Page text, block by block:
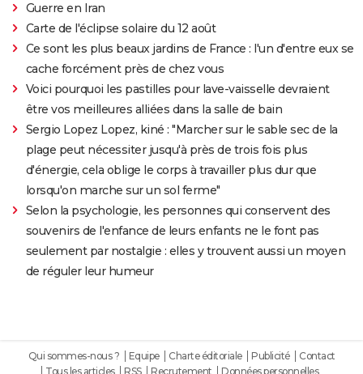
Guerre en Iran
Carte de l'éclipse solaire du 12 août
Ce sont les plus beaux jardins de France : l'un d'entre eux se
cache forcément près de chez vous
Voici pourquoi les pastilles pour lave-vaisselle devraient
être vos meilleures alliées dans la salle de bain
Sergio Lopez Lopez, kiné : "Marcher sur le sable sec de la
plage peut nécessiter jusqu'à près de trois fois plus
d'énergie, cela oblige le corps à travailler plus dur que
lorsqu'on marche sur un sol ferme"
Selon la psychologie, les personnes qui conservent des
souvenirs de l'enfance de leurs enfants ne le font pas
seulement par nostalgie : elles y trouvent aussi un moyen
de réguler leur humeur
Qui sommes-nous ? Equipe Charte éditoriale Publicité
Contact
Tous les articles
RSS Recrutement Données personnelles